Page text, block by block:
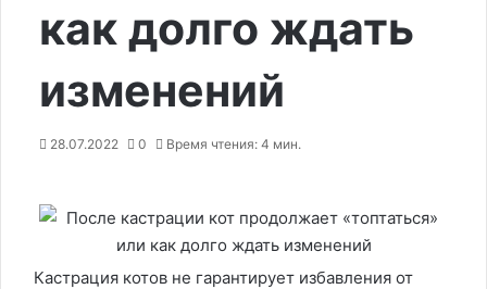
как долго ждать
изменений
28.07.2022 0 Время чтения: 4 мин.
Кастрация котов не гарантирует избавления от